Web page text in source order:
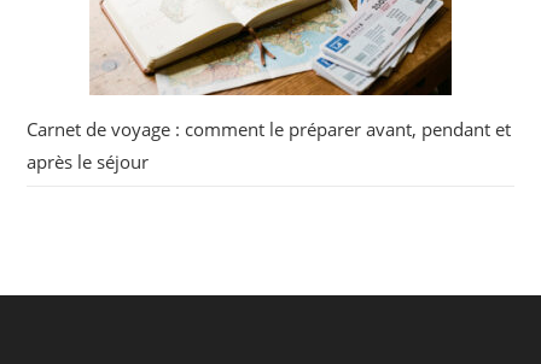
Carnet de voyage : comment le préparer avant, pendant et
après le séjour